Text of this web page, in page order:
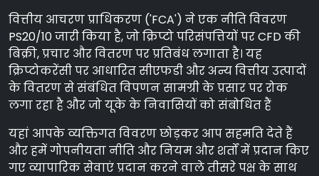
वित्तीय आचरण प्राधिकरण ('FCA') ने एक नीति विवरण
PS20/10 जारी किया है, जो क्रिप्टो परिसंपत्तियों पर CFD की
बिक्री, प्रचार और वितरण पर प्रतिबंध लगाता है। यह
क्रिप्टोकरेंसी पर आधारित सीएफडी और अन्य वित्तीय उत्पादों
के वितरण से संबंधित विपणन सामग्री के प्रसार पर रोक
लगा रहा है और जो यूके के निवासियों को संबोधित हैं
यहां आपके व्यक्तिगत विवरण छोड़कर आप सहमति देते हैं
और हमें गोपनीयता नीति और नियम और शर्तों में प्रदान किए
गए व्यापारिक सेवाएं प्रदान करने वाले तीसरे पक्ष के साथ